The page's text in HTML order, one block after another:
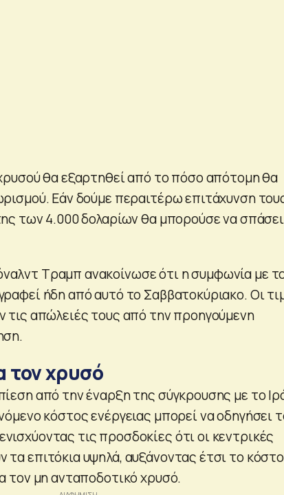
θα εξαρτηθεί από το πόσο απότομη θα
Εάν δούμε περαιτέρω επιτάχυνση
των 4.000 δολαρίων θα μπορούσε να σπάσει
Τραμπ ανακοίνωσε ότι η συμφωνία με
ήδη από αυτό το Σαββατοκύριακο. Οι
τις απώλειές τους από την προηγούμενη
τον χρυσό
από την έναρξη της σύγκρουσης με το
κόστος ενέργειας μπορεί να οδηγήσει
τις προσδοκίες ότι οι κεντρικές
επιτόκια υψηλά, αυξάνοντας έτσι το
τον μη ανταποδοτικό χρυσό.